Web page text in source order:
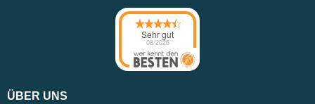
Sehr gut
08/2026
ÜBER UNS